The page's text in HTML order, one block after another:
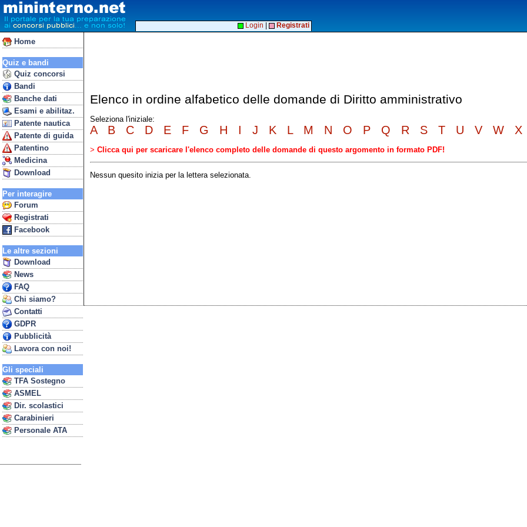
Home
Quiz e bandi
Quiz concorsi
Bandi
Banche dati
Esami e abilitaz.
Patente nautica
Patente di guida
Patentino
Medicina
Download
Per interagire
Forum
Registrati
Facebook
Le altre sezioni
Download
News
FAQ
Chi siamo?
Contatti
GDPR
Pubblicità
Lavora con noi!
Gli speciali
TFA Sostegno
ASMEL
Dir. scolastici
Carabinieri
Personale ATA
Login Registrati
Elenco in ordine alfabetico delle domande di Diritto amministrativo
Seleziona l'iniziale:
A B C D E F G H I J K L M N O P Q R S T U V W X
> Clicca qui per scaricare l'elenco completo delle domande di questo argomento in formato PDF!
Nessun quesito inizia per la lettera selezionata.